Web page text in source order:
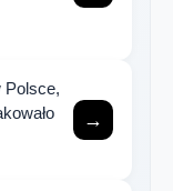
Polsce,
→